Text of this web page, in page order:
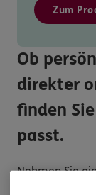
Zum
Ob
direkter
finden
passt.
Nehmen Sie